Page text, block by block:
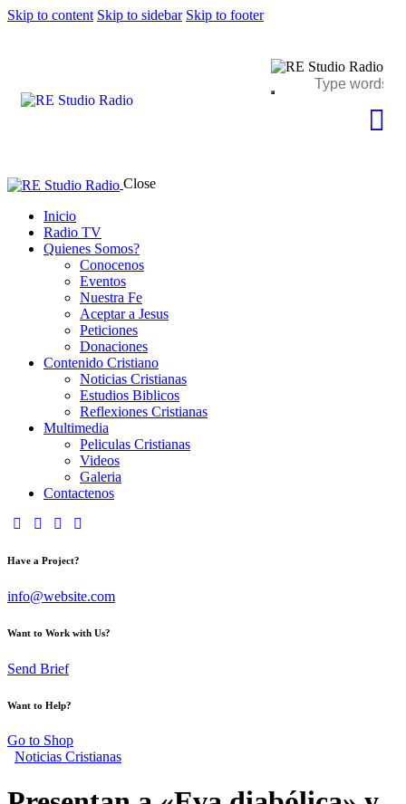
Skip to content Skip to sidebar Skip to footer
Close
Inicio
Radio TV
Quienes Somos?
Conocenos
Eventos
Nuestra Fe
Aceptar a Jesus
Peticiones
Donaciones
Contenido Cristiano
Noticias Cristianas
Estudios Biblicos
Reflexiones Cristianas
Multimedia
Peliculas Cristianas
Videos
Galeria
Contactenos
Have a Project?
info@website.com
Want to Work with Us?
Send Brief
Want to Help?
Go to Shop
Noticias Cristianas